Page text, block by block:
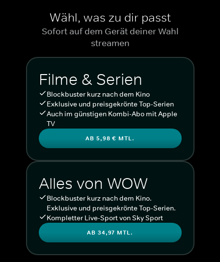
Wähl, was zu dir passt
Sofort auf dem Gerät deiner Wahl
streamen
Filme & Serien
Blockbuster kurz nach dem Kino
Exklusive und preisgekrönte Top-Serien
Auch im günstigen Kombi-Abo mit Apple
TV
AB 5,98 € MTL.
Alles von WOW
Blockbuster kurz nach dem Kino.
Exklusive und preisgekrönte Top-Serien.
Kompletter Live-Sport von Sky Sport
AB 34,97 MTL.